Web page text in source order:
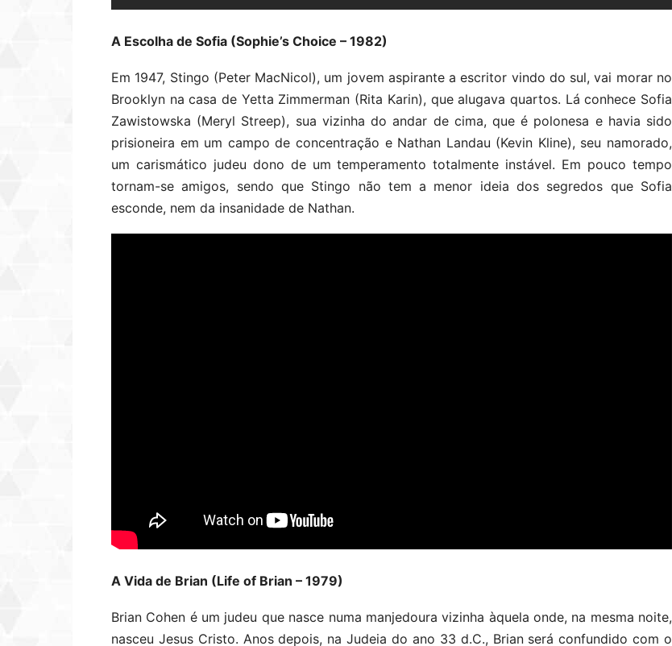
A Escolha de Sofia (Sophie’s Choice – 1982)
Em 1947, Stingo (Peter MacNicol), um jovem aspirante a escritor vindo do sul, vai morar no
Brooklyn na casa de Yetta Zimmerman (Rita Karin), que alugava quartos. Lá conhece Sofia
Zawistowska (Meryl Streep), sua vizinha do andar de cima, que é polonesa e havia sido
prisioneira em um campo de concentração e Nathan Landau (Kevin Kline), seu namorado,
um carismático judeu dono de um temperamento totalmente instável. Em pouco tempo
tornam-se amigos, sendo que Stingo não tem a menor ideia dos segredos que Sofia
esconde, nem da insanidade de Nathan.
A Vida de Brian (Life of Brian – 1979)
Brian Cohen é um judeu que nasce numa manjedoura vizinha àquela onde, na mesma noite,
nasceu Jesus Cristo. Anos depois, na Judeia do ano 33 d.C., Brian será confundido com o